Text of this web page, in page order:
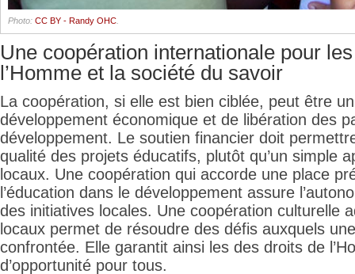
Photo: CC BY - Randy OHC
Une coopération internationale pour
l’Homme et la société du savoir
La coopération, si elle est bien ciblée, peut être
développement économique et de libération des
développement. Le soutien financier doit
qualité des projets éducatifs, plutôt qu’un simple
locaux. Une coopération qui accorde une place
l’éducation dans le développement assure
des initiatives locales. Une coopération culturelle
locaux permet de résoudre des défis auxquels
confrontée. Elle garantit ainsi les des droits de
d’opportunité pour tous.